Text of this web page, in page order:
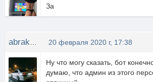
За
20 февраля 2020 г, 17:38
Ну что могу сказать, бот
думаю, что админ из этого